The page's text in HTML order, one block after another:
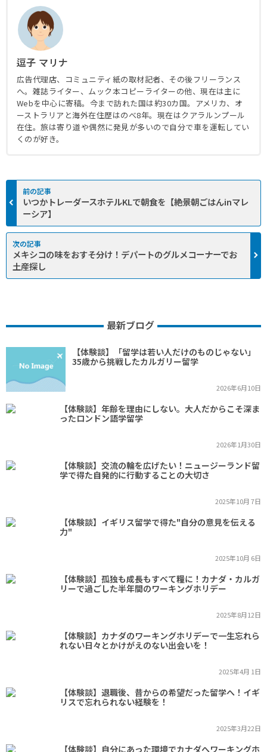
逗子 マリナ
広告代理店、コミュニティ紙の取材記者、その後フリーランス
へ。雑誌ライター、ムック本コピーライターの他、現在は主に
Webを中心に寄稿。今まで訪れた国は約30カ国。アメリカ、オ
ーストラリアと海外在住歴はのべ8年。現在はクアラルンプール
在住。旅は寄り道や偶然に発見が多いので自分で車を運転してい
くのが好き。
いつかトレーダースホテルKLで朝食を【絶景朝ごはんinマレ
ーシア】
メキシコの味をおすそ分け！デパートのグルメコーナーでお
土産探し
最新ブログ
【体験談】「留学は若い人だけのものじゃない」
35歳から挑戦したカルガリー留学
2026年6月10日
【体験談】年齢を理由にしない。大人だからこそ深ま
ったロンドン語学留学
2026年1月30日
【体験談】交流の輪を広げたい！ニュージーランド留
学で得た自発的に行動することの大切さ
2025年10月 7日
【体験談】イギリス留学で得た"自分の意見を伝える
力"
2025年10月 6日
【体験談】孤独も成長もすべて糧に！カナダ・カルガ
リーで過ごした半年間のワーキングホリデー
2025年8月12日
【体験談】カナダのワーキングホリデーで一生忘れら
れない日々とかけがえのない出会いを！
2025年4月 1日
【体験談】退職後、昔からの希望だった留学へ！イギ
リスで忘れられない経験を！
2025年3月22日
【体験談】自分にあった環境でカナダへワーキングホ